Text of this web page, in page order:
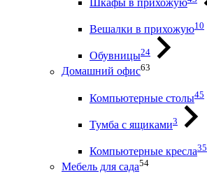
Шкафы в прихожую
Вешалки в прихожую10
Обувницы24
Домашний офис63
Компьютерные столы45
Тумба с ящиками3
Компьютерные кресла35
Мебель для сада54